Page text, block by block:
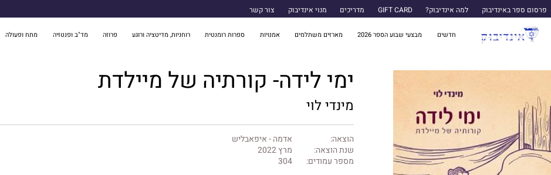
פרסום ספר באינדיבוק למה אינדיבוק? GIFT CARD מדריכים מנוי אינדיבוק צור קשר
חדשים מבצעי שבוע הספר 2026 מארזים משתלמים אמנויות ספרות רומנטית רוחניות, מדיטציה ורוגע פרוזה מד"ב ופנטזיה מתח ופעולה
ימי לידה- קורתיה של מיילדת
מינדי לוי
הוצאה:
אדמה - איפאבליש
שנת הוצאה:
מרץ 2022
מספר עמודים:
304